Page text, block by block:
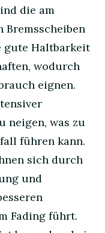
die am
Bremsscheiben
gute Haltbarkeit
wodurch
eignen.
neigen, was zu
führen kann.
sich durch
und
Fading führt.